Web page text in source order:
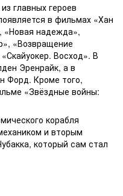
главных героев
в фильмах «Хан
«Новая надежда»,
«Возвращение
Восход». В
Эренрайк, а в
Форд. Кроме того,
«Звёздные войны:
корабля
и вторым
который сам стал